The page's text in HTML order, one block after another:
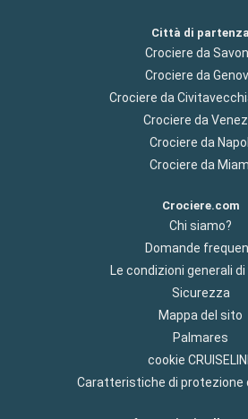
Città di partenza
Crociere da
Crociere da
Crociere da
Crociere da
Crociere da
Crociere da
Crociere.com
Chi siamo?
Domande
Le condizioni generali
Sicurezza
Mappa del sito
Palmares
cookie
Caratteristiche di protezione